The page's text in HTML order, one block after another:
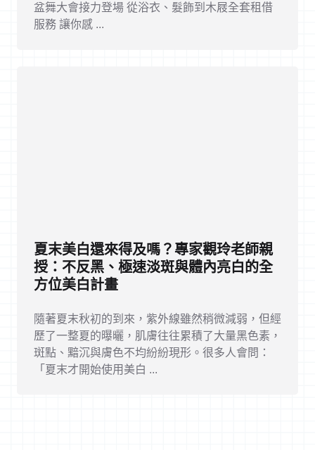
盆舞大會接力登場 從浴衣、髮飾到木屐全套租借
服務 讓你感 ...
夏末美白還來得及嗎？專家觀玲老師親
授：不反黑、極速淡斑與體內亮白的全
方位美白計畫
隨著夏末秋初的到來，紫外線雖然稍微減弱，但經
歷了一整夏的曝曬，肌膚往往累積了大量黑色素，
斑點、黯沉與膚色不均紛紛現形。很多人會問：
「夏末才開始使用美白 ...